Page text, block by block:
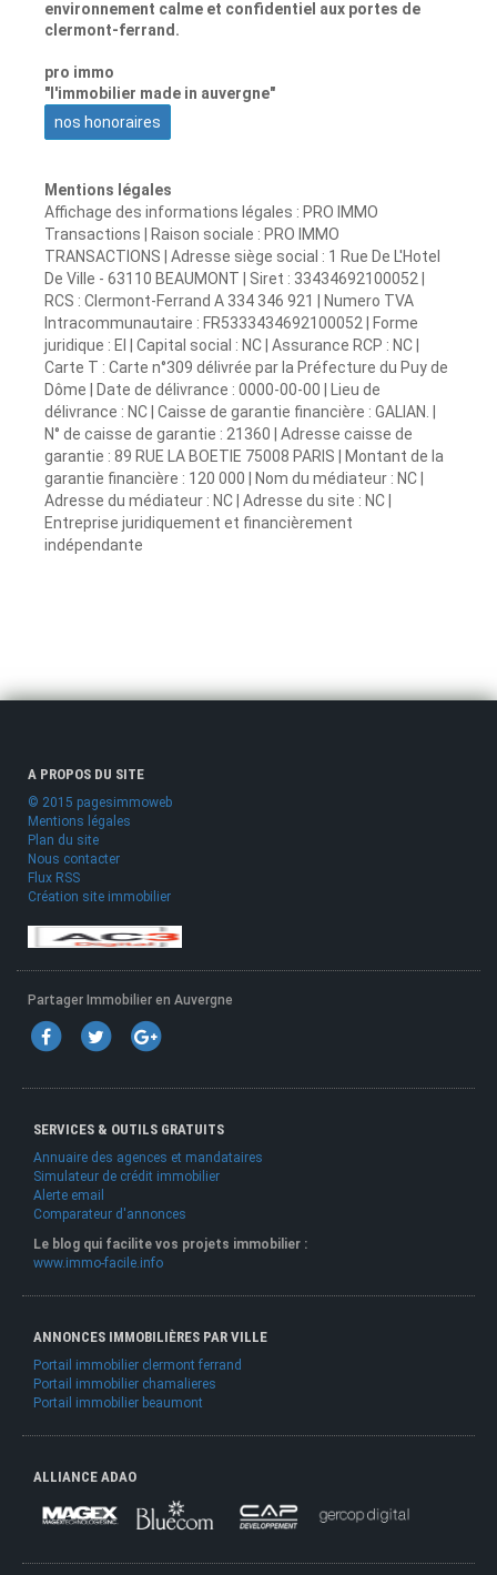
environnement calme et confidentiel aux portes de
clermont-ferrand.
pro immo
"l'immobilier made in auvergne"
nos honoraires
Mentions légales
Affichage des informations légales : PRO IMMO
Transactions | Raison sociale : PRO IMMO
TRANSACTIONS | Adresse siège social : 1 Rue De L'Hotel
De Ville - 63110 BEAUMONT | Siret : 33434692100052 |
RCS : Clermont-Ferrand A 334 346 921 | Numero TVA
Intracommunautaire : FR5333434692100052 | Forme
juridique : EI | Capital social : NC | Assurance RCP : NC |
Carte T : Carte n°309 délivrée par la Préfecture du Puy de
Dôme | Date de délivrance : 0000-00-00 | Lieu de
délivrance : NC | Caisse de garantie financière : GALIAN. |
N° de caisse de garantie : 21360 | Adresse caisse de
garantie : 89 RUE LA BOETIE 75008 PARIS | Montant de la
garantie financière : 120 000 | Nom du médiateur : NC |
Adresse du médiateur : NC | Adresse du site : NC |
Entreprise juridiquement et financièrement
indépendante
A PROPOS DU SITE
© 2015 pagesimmoweb
Mentions légales
Plan du site
Nous contacter
Flux RSS
Création site immobilier
Partager Immobilier en Auvergne
SERVICES & OUTILS GRATUITS
Annuaire des agences et mandataires
Simulateur de crédit immobilier
Alerte email
Comparateur d'annonces
Le blog qui facilite vos projets immobilier :
www.immo-facile.info
ANNONCES IMMOBILIÈRES PAR VILLE
Portail immobilier clermont ferrand
Portail immobilier chamalieres
Portail immobilier beaumont
ALLIANCE ADAO